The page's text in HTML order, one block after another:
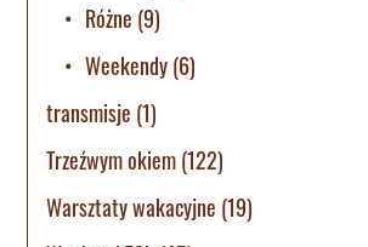
Różne (9)
Weekendy(6)
transmisje (1)
Trzeźwym okiem(122)
Warsztaty wakacyjne (19)